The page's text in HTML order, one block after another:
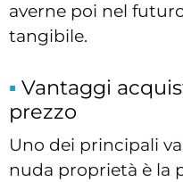
averne poi nel
tangibile.
Vantaggi
prezzo
Uno dei principali
nuda proprietà è la